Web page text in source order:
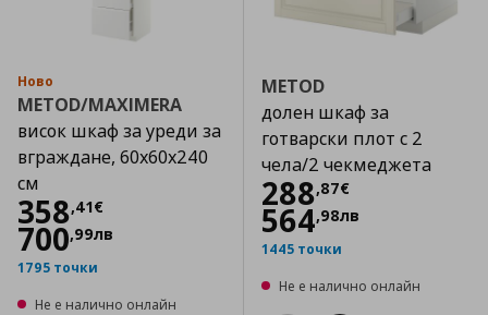
Ново
METOD/MAXIMERA
висок шкаф за уреди за
вграждане, 60x60x240
см
358,41€
Цена
700,99лв
1795 точки
Не е налично онлайн
METOD
долен шкаф за
готварски плот с 2
чела/2 чекмеджета
288,87€
Цена288,87 €
564,98лв
1445 точки
Не е налично онлайн